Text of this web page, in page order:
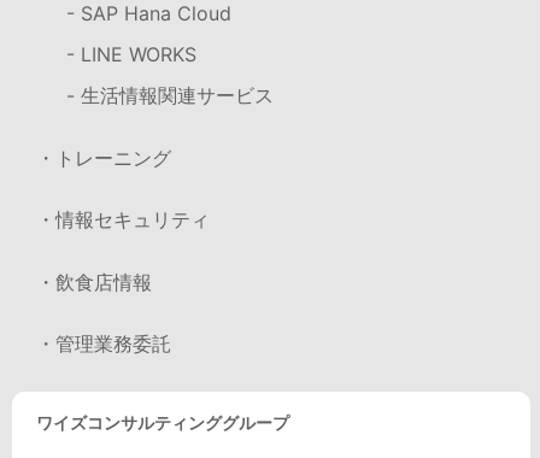
- SAP Hana Cloud
- LINE WORKS
- 生活情報関連サービス
・トレーニング
・情報セキュリティ
・飲食店情報
・管理業務委託
ワイズコンサルティンググループ